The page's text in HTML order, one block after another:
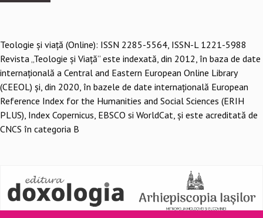
Teologie şi viaţă (Online): ISSN 2285-5564, ISSN-L 1221-5988
Revista „Teologie și Viață” este indexată, din 2012, în baza de date
internațională a Central and Eastern European Online Library
(CEEOL) și, din 2020, în bazele de date internațională European
Reference Index for the Humanities and Social Sciences (ERIH
PLUS), Index Copernicus, EBSCO si WorldCat, și este acreditată de
CNCS în categoria B